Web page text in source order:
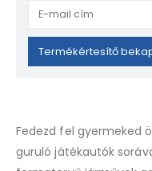
Enter
email
address
waitlist
for
Termékértesítő
Fedezd fel gyermeked
guruló játékautók